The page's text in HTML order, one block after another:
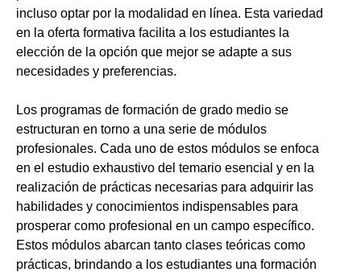
incluso optar por la modalidad en línea. Esta variedad
en la oferta formativa facilita a los estudiantes la
elección de la opción que mejor se adapte a sus
necesidades y preferencias.
Los programas de formación de grado medio se
estructuran en torno a una serie de módulos
profesionales. Cada uno de estos módulos se enfoca
en el estudio exhaustivo del temario esencial y en la
realización de prácticas necesarias para adquirir las
habilidades y conocimientos indispensables para
prosperar como profesional en un campo específico.
Estos módulos abarcan tanto clases teóricas como
prácticas, brindando a los estudiantes una formación